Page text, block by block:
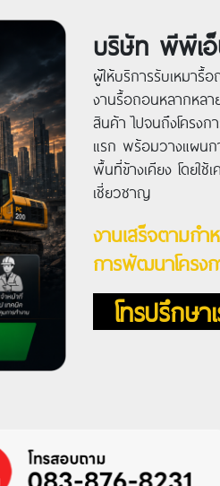
บริษัท พีพีเอ็
ผู้ให้บริการรับเหมารื้
งานรื้อถอนหลากหล
สินค้า ไปจนถึงโครง
แรก พร้อมวางแผนก
พื้นที่ข้างเคียง โดยใ
เชี่ยวชาญ
งานเสร็จตามก
การพัฒนาโครง
โทรปรึกษา